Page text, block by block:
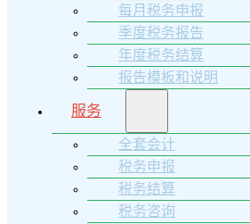
每月税务申报
季度税务报告
年度税务结算
报告模板和说明
服务
全套会计
税务申报
税务结算
税务咨询